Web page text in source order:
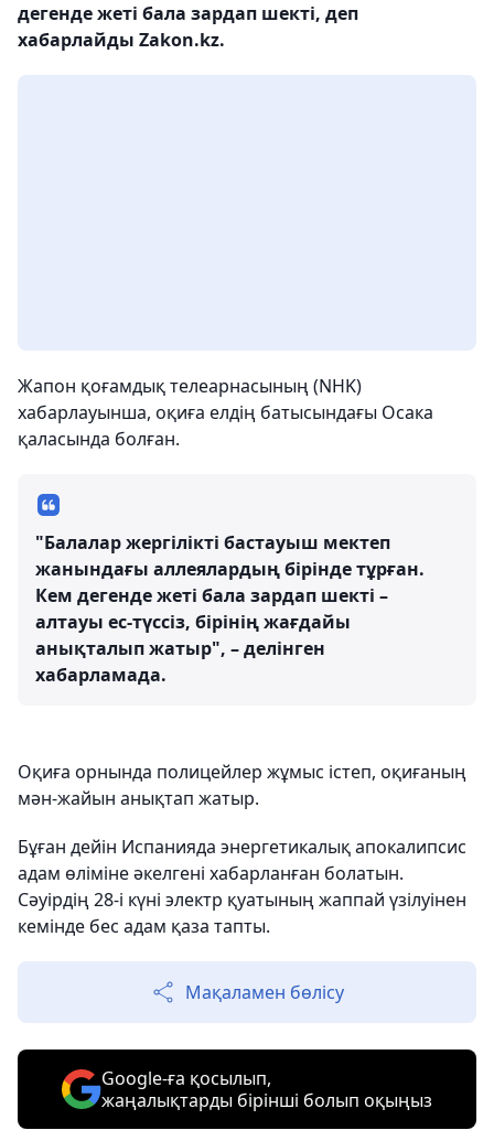
дегенде жеті бала зардап шекті, деп
хабарлайды Zakon.kz.
Жапон қоғамдық телеарнасының (NHK)
хабарлауынша, оқиға елдің батысындағы Осака
қаласында болған.
"Балалар жергілікті бастауыш мектеп
жанындағы аллеялардың бірінде тұрған.
Кем дегенде жеті бала зардап шекті –
алтауы ес-түссіз, бірінің жағдайы
анықталып жатыр", – делінген
хабарламада.
Оқиға орнында полицейлер жұмыс істеп, оқиғаның
мән-жайын анықтап жатыр.
Бұған дейін Испанияда энергетикалық апокалипсис
адам өліміне әкелгені хабарланған болатын.
Сәуірдің 28-і күні электр қуатының жаппай үзілуінен
кемінде бес адам қаза тапты.
Мақаламен бөлісу
Google-ға қосылып,
жаңалықтарды бірінші болып оқыңыз